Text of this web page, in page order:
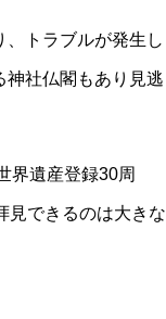
トラブルが発生し
神社仏閣もあり見逃
界遺産登録30周
見できるのは大きな